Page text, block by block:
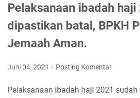
Pelaksanaan ibadah
dipastikan batal, BPKH
Jemaah Aman.
Juni 04, 2021 Posting Komentar
Pelaksanaan ibadah haji 2021